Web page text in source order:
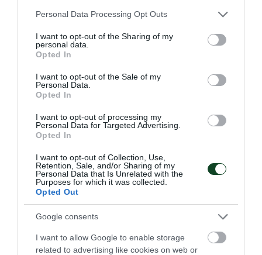
Please note that this website/app uses one or more Google
not limited to your visit or usage behaviour. You may click to
grant or deny consent to Google and its third-party tags to
use your data for below specified purposes in below Google
consent section.
Personal Data Processing Opt Outs
I want to opt-out of the Sharing of my
personal data.
Opted In
I want to opt-out of the Sale of my
Personal Data.
Opted In
I want to opt-out of processing my
Personal Data for Targeted Advertising.
Opted In
I want to opt-out of Collection, Use,
Retention, Sale, and/or Sharing of my
Personal Data that Is Unrelated with the
Purposes for which it was collected.
Opted Out
Google consents
I want to allow Google to enable storage
related to advertising like cookies on web or
Δύο στα δύο με «πράσινη»
σύμβολη
Η Εθνική ομάδα μπάσκετ Κορασίδων έκανε το δύο στα δύο
Τουλούπη με διψήφιο αριθμό πόντων.